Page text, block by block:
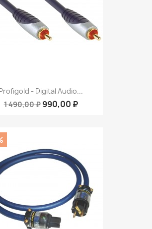
- Digital Audio...
1 490,00 ₽ 990,00 ₽